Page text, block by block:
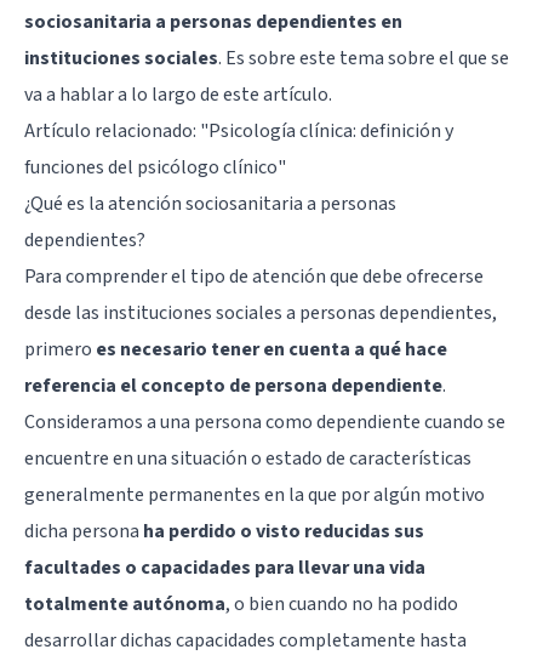
sociosanitaria a personas dependientes en
instituciones sociales. Es sobre este tema sobre el que se
va a hablar a lo largo de este artículo.
Artículo relacionado: "Psicología clínica: definición y
funciones del psicólogo clínico"
¿Qué es la atención sociosanitaria a personas
dependientes?
Para comprender el tipo de atención que debe ofrecerse
desde las instituciones sociales a personas dependientes,
primero es necesario tener en cuenta a qué hace
referencia el concepto de persona dependiente.
Consideramos a una persona como dependiente cuando se
encuentre en una situación o estado de características
generalmente permanentes en la que por algún motivo
dicha persona ha perdido o visto reducidas sus
facultades o capacidades para llevar una vida
totalmente autónoma, o bien cuando no ha podido
desarrollar dichas capacidades completamente hasta